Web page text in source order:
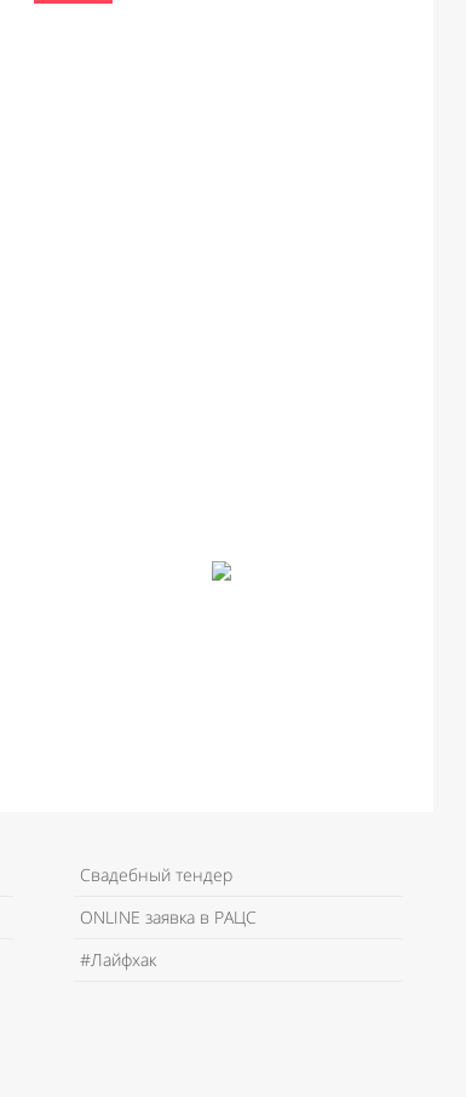
Свадебный тендер
ONLINE заявка в РАЦС
#Лайфхак